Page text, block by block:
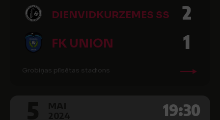
DIENVIDKURZEMES SS 2
FK UNION 1
Grobiņas pilsētas stadions
19:30